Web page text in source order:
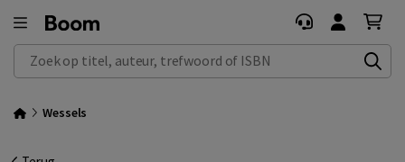
Zoek op titel, auteur, trefwoord of ISBN
Wessels